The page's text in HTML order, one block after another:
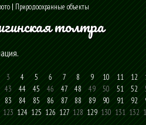
|Природоохранные объекты
толтра
.
3 4 5 6 7 8 9 10 11 12
43 44 45 46 47 48 49 50 51 52
83 84 85 86 87 88 89 90 91 92
123124 125 126 127128129130131132